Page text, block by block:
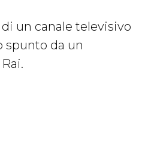
un canale televisivo
spunto da un